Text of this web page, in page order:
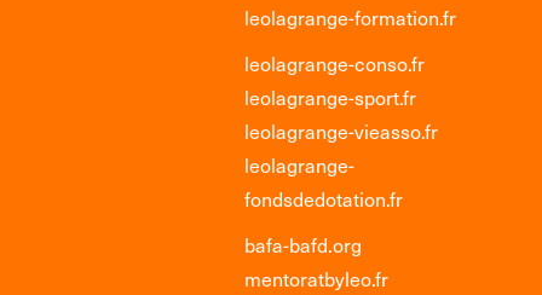
leolagrange-formation.fr
leolagrange-conso.fr
leolagrange-sport.fr
leolagrange-vieasso.fr
leolagrange-
fondsdedotation.fr
bafa-bafd.org
mentoratbyleo.fr